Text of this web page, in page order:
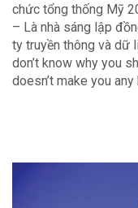
chức tổng thống Mỹ
– Là nhà sáng lập
ty truyền thông và dữ
don’t know why you
doesn’t make you